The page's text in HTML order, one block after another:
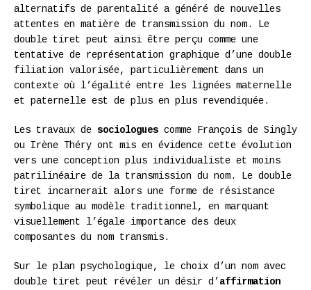
alternatifs de parentalité a généré de nouvelles
attentes en matière de transmission du nom. Le
double tiret peut ainsi être perçu comme une
tentative de représentation graphique d’une double
filiation valorisée, particulièrement dans un
contexte où l’égalité entre les lignées maternelle
et paternelle est de plus en plus revendiquée.
Les travaux de sociologues comme François de Singly
ou Irène Théry ont mis en évidence cette évolution
vers une conception plus individualiste et moins
patrilinéaire de la transmission du nom. Le double
tiret incarnerait alors une forme de résistance
symbolique au modèle traditionnel, en marquant
visuellement l’égale importance des deux
composantes du nom transmis.
Sur le plan psychologique, le choix d’un nom avec
double tiret peut révéler un désir d’ affirmation